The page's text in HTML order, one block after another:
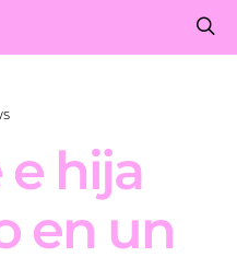
hija
en un